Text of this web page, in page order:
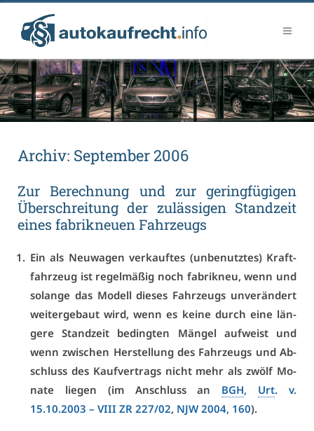
Ar­chiv: Sep­tem­ber 2006
Zur Be­rech­nung und zur ge­ring­fü­gi­gen
Über­schrei­tung der zu­läs­si­gen Stand­zeit
ei­nes fa­brik­neu­en Fahr­zeugs
Ein als Neu­wa­gen ver­kauf­tes (un­be­nutz­tes) Kraft­
fahr­zeug ist re­gel­mä­ßig noch fa­brik­neu, wenn und
so­lan­ge das Mo­dell die­ses Fahr­zeugs un­ver­än­dert
wei­ter­ge­baut wird, wenn es kei­ne durch ei­ne län­
ge­re Stand­zeit be­ding­ten Män­gel auf­weist und
wenn zwi­schen Her­stel­lung des Fahr­zeugs und Ab­
schluss des Kauf­ver­trags nicht mehr als zwölf Mo­
na­te lie­gen (im An­schluss an BGH, Urt. v.
15.10.2003 – VI­II ZR 227/02, NJW 2004, 160).